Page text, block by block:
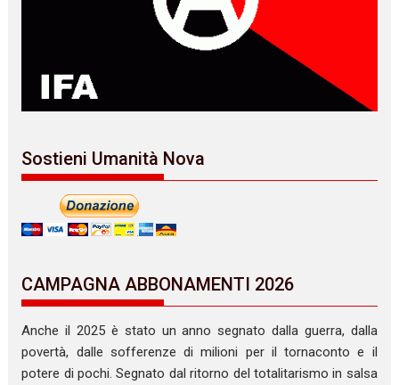
Sostieni Umanità Nova
CAMPAGNA ABBONAMENTI 2026
Anche il 2025 è stato un anno segnato dalla guerra, dalla
povertà, dalle sofferenze di milioni per il tornaconto e il
potere di pochi. Segnato dal ritorno del totalitarismo in salsa